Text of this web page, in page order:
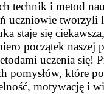
technik i metod
uczniowie
staje się
początek naszej
uczenia się!
pomysłów, które
motywację i